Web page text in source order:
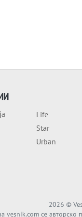
Life
Star
Urban
2026 ©
vesnik.com се